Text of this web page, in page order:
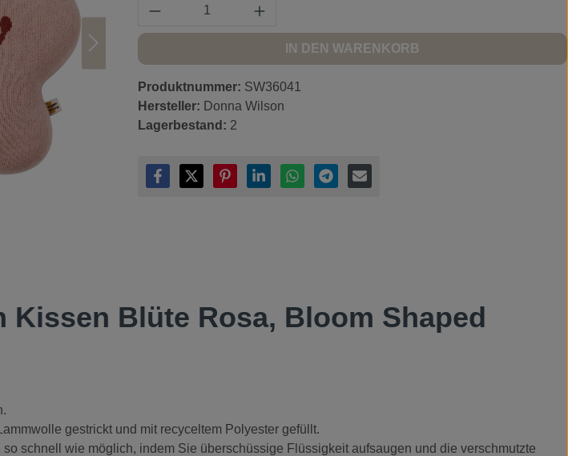
Produkt Anzahl: Gib den gewünschten Wert ein
IN DEN WARENKORB
Produktnummer: SW36041
Hersteller: Donna Wilson
Lagerbestand: 2
Blüte Rosa, Bloom Shaped
gestrickt und mit recyceltem Polyester gefüllt.
schnell wie möglich, indem Sie überschüssige Flüssigkeit aufsaugen und die verschmutzte